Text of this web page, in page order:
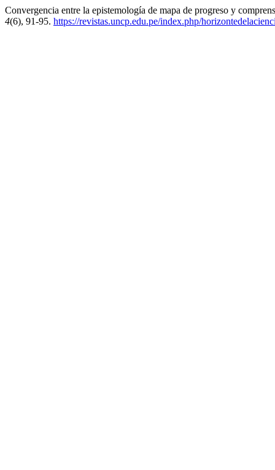
Convergencia entre la epistemología de mapa de progreso y
4(6), 91-95. https://revistas.uncp.edu.pe/index.php/